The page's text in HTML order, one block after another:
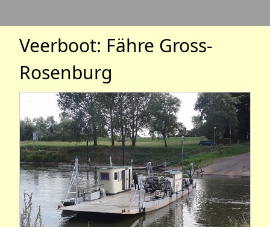
Veerboot: Fähre Gross-
Rosenburg